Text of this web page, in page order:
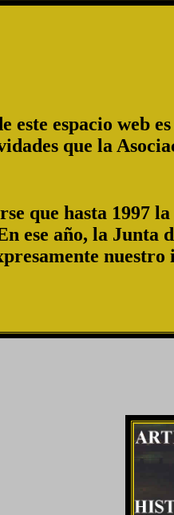
este espacio web
que la
que hasta 1997
ese año, la Junta